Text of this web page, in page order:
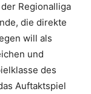
Regionalliga
die direkte
will als
und
des
Auftaktspiel